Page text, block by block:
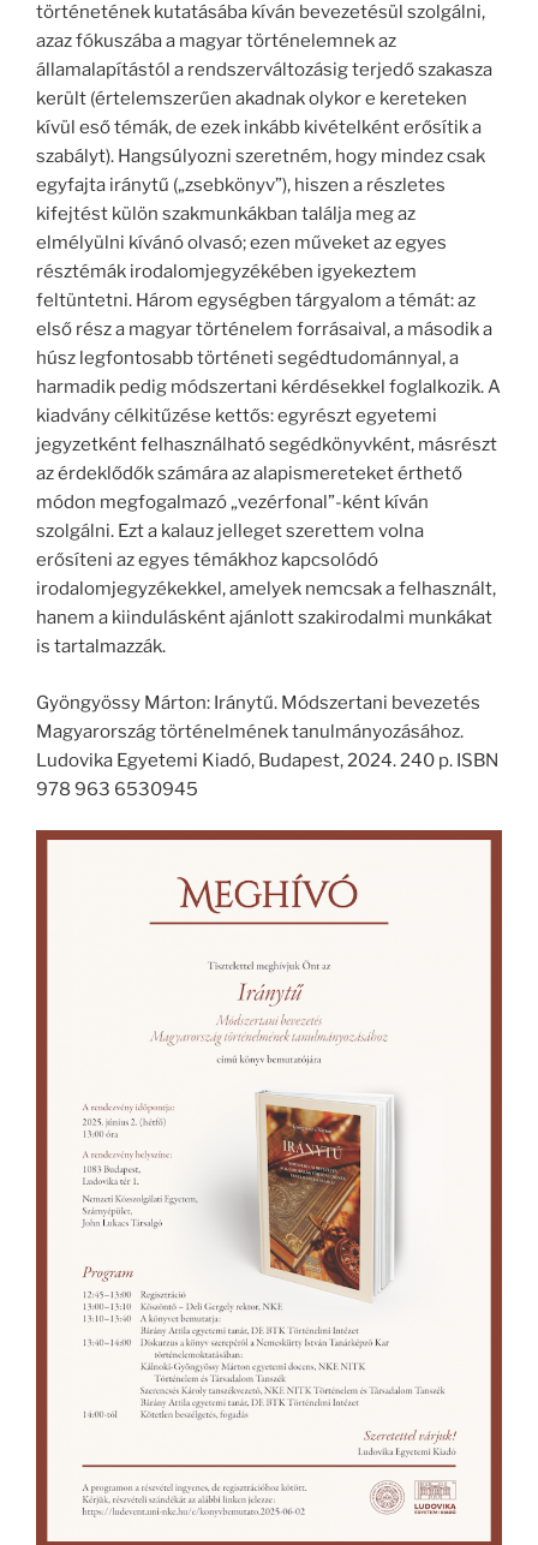
történetének kutatásába kíván bevezetésül szolgálni,
azaz fókuszába a magyar történelemnek az
államalapítástól a rendszerváltozásig terjedő szakasza
került (értelemszerűen akadnak olykor e kereteken
kívül eső témák, de ezek inkább kivételként erősítik a
szabályt). Hangsúlyozni szeretném, hogy mindez csak
egyfajta iránytű („zsebkönyv”), hiszen a részletes
kifejtést külön szakmunkákban találja meg az
elmélyülni kívánó olvasó; ezen műveket az egyes
résztémák irodalomjegyzékében igyekeztem
feltüntetni. Három egységben tárgyalom a témát: az
első rész a magyar történelem forrásaival, a második a
húsz legfontosabb történeti segédtudománnyal, a
harmadik pedig módszertani kérdésekkel foglalkozik. A
kiadvány célkitűzése kettős: egyrészt egyetemi
jegyzetként felhasználható segédkönyvként, másrészt
az érdeklődők számára az alapismereteket érthető
módon megfogalmazó „vezérfonal”-ként kíván
szolgálni. Ezt a kalauz jelleget szerettem volna
erősíteni az egyes témákhoz kapcsolódó
irodalomjegyzékekkel, amelyek nemcsak a felhasznált,
hanem a kiindulásként ajánlott szakirodalmi munkákat
is tartalmazzák.
Gyöngyössy Márton: Iránytű. Módszertani bevezetés
Magyarország történelmének tanulmányozásához.
Ludovika Egyetemi Kiadó, Budapest, 2024. 240 p. ISBN
978 963 6530945